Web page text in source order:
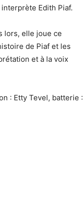
Edith Piaf.
lors, elle joue ce
de Piaf et les
et à la voix
: Etty Tevel, batterie :